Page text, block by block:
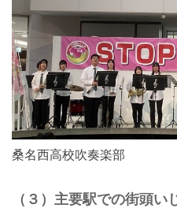
桑名西高校吹奏楽部
（３）主要駅での街頭い